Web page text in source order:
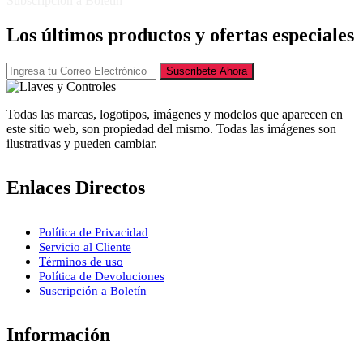
Los últimos productos y ofertas especiales
Suscribete Ahora
Todas las marcas, logotipos, imágenes y modelos que aparecen en
este sitio web, son propiedad del mismo. Todas las imágenes son
ilustrativas y pueden cambiar.
Enlaces Directos
Política de Privacidad
Servicio al Cliente
Términos de uso
Política de Devoluciones
Suscripción a Boletín
Información